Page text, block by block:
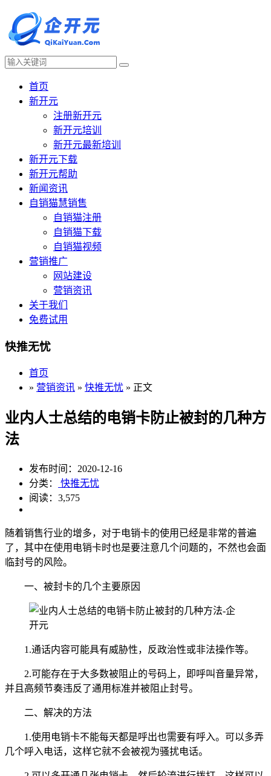
首页
新开元
注册新开元
新开元培训
新开元最新培训
新开元下载
新开元帮助
新闻资讯
自销猫慧销售
自销猫注册
自销猫下载
自销猫视频
营销推广
网站建设
营销资讯
关于我们
免费试用
快推无忧
首页
» 营销资讯 » 快推无忧 » 正文
业内人士总结的电销卡防止被封的几种方
法
发布时间：2020-12-16
分类：
快推无忧
阅读：3,575
随着销售行业的增多，对于电销卡的使用已经是非常的普遍
了，其中在使用电销卡时也是要注意几个问题的，不然也会面
临封号的风险。
一、被封卡的几个主要原因
1.通话内容可能具有威胁性，反政治性或非法操作等。
2.可能存在于大多数被阻止的号码上，即呼叫音量异常，
并且高频节奏违反了通用标准并被阻止封号。
二、解决的方法
1.使用电销卡不能每天都是呼出也需要有呼入。可以多弄
几个呼入电话，这样它就不会被视为骚扰电话。